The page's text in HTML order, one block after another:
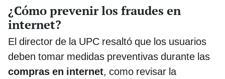
¿Cómo prevenir los fraudes en
internet?
El director de la UPC resaltó que los usuarios
deben tomar medidas preventivas durante las
compras en internet, como revisar la